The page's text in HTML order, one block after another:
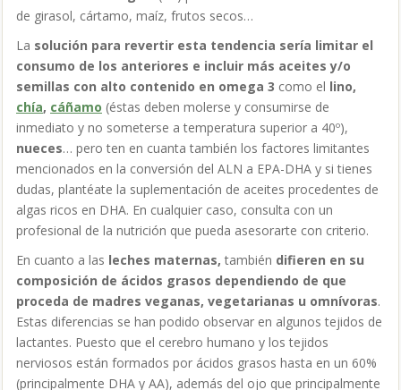
de girasol, cártamo, maíz, frutos secos…
La solución para revertir esta tendencia sería limitar el
consumo de los anteriores e incluir más aceites y/o
semillas con alto contenido en omega 3 como el lino,
chía, cáñamo (éstas deben molerse y consumirse de
inmediato y no someterse a temperatura superior a 40º),
nueces… pero ten en cuanta también los factores limitantes
mencionados en la conversión del ALN a EPA-DHA y si tienes
dudas, plantéate la suplementación de aceites procedentes de
algas ricos en DHA. En cualquier caso, consulta con un
profesional de la nutrición que pueda asesorarte con criterio.
En cuanto a las leches maternas, también difieren en su
composición de ácidos grasos dependiendo de que
proceda de madres veganas, vegetarianas u omnívoras.
Estas diferencias se han podido observar en algunos tejidos de
lactantes. Puesto que el cerebro humano y los tejidos
nerviosos están formados por ácidos grasos hasta en un 60%
(principalmente DHA y AA), además del ojo que principalmente